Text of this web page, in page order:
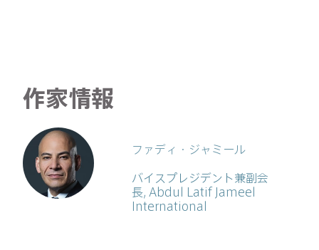
作家情報
ファディ・ジャミール
バイスプレジデント兼副会
長, Abdul Latif Jameel
International